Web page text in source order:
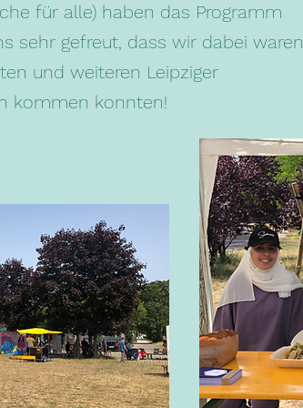
für alle) haben das Programm
sehr gefreut, dass wir dabei waren
und weiteren Leipziger
kommen konnten!